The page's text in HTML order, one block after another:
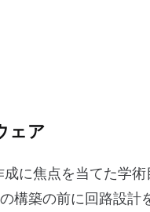
ェア
に焦点を当てた学
構築の前に回路設